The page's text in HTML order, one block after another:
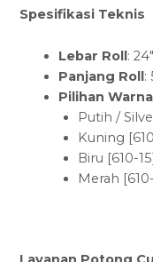
Spesifikasi Teknis
Lebar Roll:
Panjang Roll:
Pilihan Warna
Putih /
Kuning
Biru [610-
Merah